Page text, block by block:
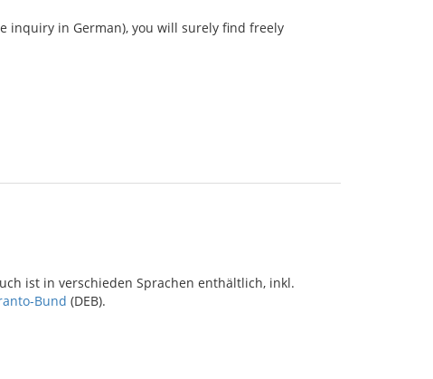
inquiry in German), you will surely find freely
ist in verschieden Sprachen enthältlich, inkl.
Bund (DEB).